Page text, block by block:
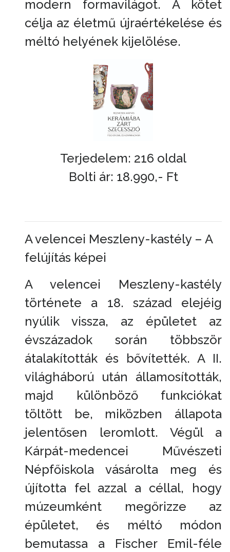
modern formavilágot. A kötet
célja az életmű újraértékelése és
méltó helyének kijelölése.
Terjedelem: 216 oldal
Bolti ár: 18.990,- Ft
A velencei Meszleny-kastély – A
felújítás képei
A velencei Meszleny-kastély
története a 18. század elejéig
nyúlik vissza, az épületet az
évszázadok során többször
átalakították és bővítették. A II.
világháború után államosították,
majd különböző funkciókat
töltött be, miközben állapota
jelentősen leromlott. Végül a
Kárpát-medencei Művészeti
Népfőiskola vásárolta meg és
újította fel azzal a céllal, hogy
múzeumként megőrizze az
épületet, és méltó módon
bemutassa a Fischer Emil-féle